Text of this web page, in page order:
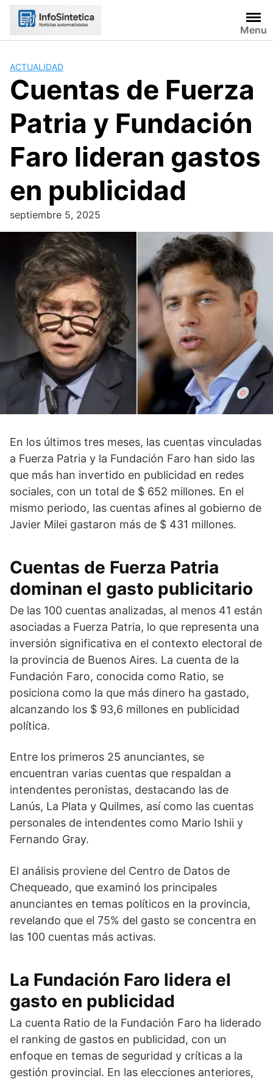
Skip
Menu
ACTUALIDAD
Cuentas de Fuerza
Patria y Fundación
Faro lideran gastos
en publicidad
septiembre 5, 2025
En los últimos tres meses, las cuentas vinculadas
a Fuerza Patria y la Fundación Faro han sido las
que más han invertido en publicidad en redes
sociales, con un total de $ 652 millones. En el
mismo periodo, las cuentas afines al gobierno de
Javier Milei gastaron más de $ 431 millones.
Cuentas de Fuerza Patria
dominan el gasto publicitario
De las 100 cuentas analizadas, al menos 41 están
asociadas a Fuerza Patria, lo que representa una
inversión significativa en el contexto electoral de
la provincia de Buenos Aires. La cuenta de la
Fundación Faro, conocida como Ratio, se
posiciona como la que más dinero ha gastado,
alcanzando los $ 93,6 millones en publicidad
política.
Entre los primeros 25 anunciantes, se
encuentran varias cuentas que respaldan a
intendentes peronistas, destacando las de
Lanús, La Plata y Quilmes, así como las cuentas
personales de intendentes como Mario Ishii y
Fernando Gray.
El análisis proviene del Centro de Datos de
Chequeado, que examinó los principales
anunciantes en temas políticos en la provincia,
revelando que el 75% del gasto se concentra en
las 100 cuentas más activas.
La Fundación Faro lidera el
gasto en publicidad
La cuenta Ratio de la Fundación Faro ha liderado
el ranking de gastos en publicidad, con un
enfoque en temas de seguridad y críticas a la
gestión provincial. En las elecciones anteriores,